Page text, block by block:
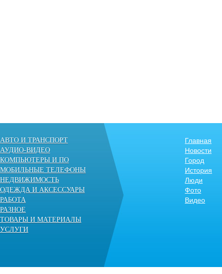
АВТО И ТРАНСПОРТ
АУДИО-ВИДЕО
КОМПЬЮТЕРЫ И ПО
МОБИЛЬНЫЕ ТЕЛЕФОНЫ
НЕДВИЖИМОСТЬ
ОДЕЖДА И АКСЕССУАРЫ
РАБОТА
РАЗНОЕ
ТОВАРЫ И МАТЕРИАЛЫ
УСЛУГИ
Главная
Новости
Город
История
Люди
Фото
Видео